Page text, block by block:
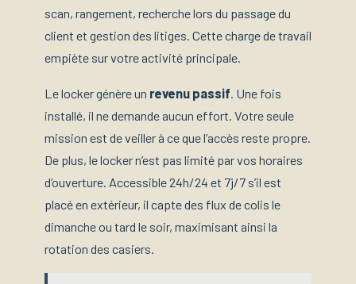
scan, rangement, recherche lors du passage du
client et gestion des litiges. Cette charge de travail
empiète sur votre activité principale.
Le locker génère un revenu passif . Une fois
installé, il ne demande aucun effort. Votre seule
mission est de veiller à ce que l’accès reste propre.
De plus, le locker n’est pas limité par vos horaires
d’ouverture. Accessible 24h/24 et 7j/7 s’il est
placé en extérieur, il capte des flux de colis le
dimanche ou tard le soir, maximisant ainsi la
rotation des casiers.